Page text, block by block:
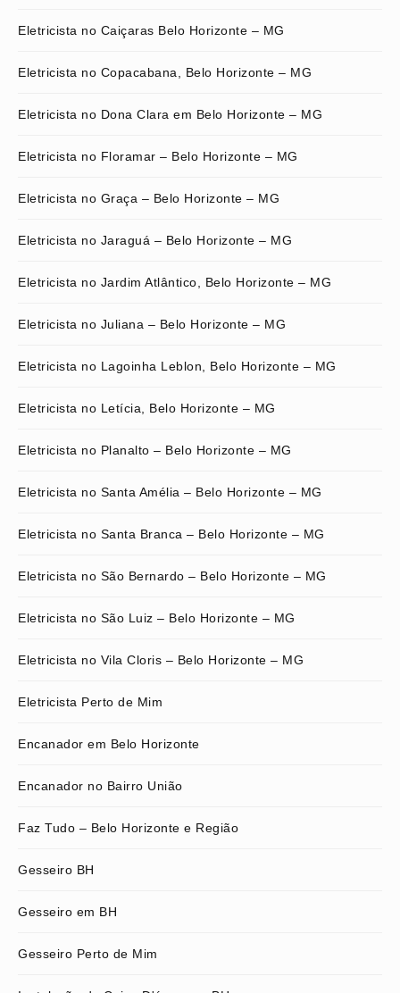
Eletricista no Caiçaras Belo Horizonte – MG
Eletricista no Copacabana, Belo Horizonte – MG
Eletricista no Dona Clara em Belo Horizonte – MG
Eletricista no Floramar – Belo Horizonte – MG
Eletricista no Graça – Belo Horizonte – MG
Eletricista no Jaraguá – Belo Horizonte – MG
Eletricista no Jardim Atlântico, Belo Horizonte – MG
Eletricista no Juliana – Belo Horizonte – MG
Eletricista no Lagoinha Leblon, Belo Horizonte – MG
Eletricista no Letícia, Belo Horizonte – MG
Eletricista no Planalto – Belo Horizonte – MG
Eletricista no Santa Amélia – Belo Horizonte – MG
Eletricista no Santa Branca – Belo Horizonte – MG
Eletricista no São Bernardo – Belo Horizonte – MG
Eletricista no São Luiz – Belo Horizonte – MG
Eletricista no Vila Cloris – Belo Horizonte – MG
Eletricista Perto de Mim
Encanador em Belo Horizonte
Encanador no Bairro União
Faz Tudo – Belo Horizonte e Região
Gesseiro BH
Gesseiro em BH
Gesseiro Perto de Mim